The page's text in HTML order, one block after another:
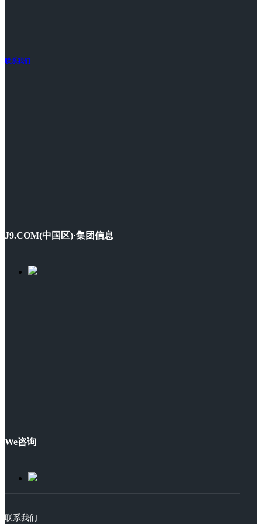
联系我们
J9.COM(中国区)·集团信息
We咨询
联系我们